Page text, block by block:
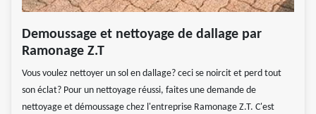
Demoussage et nettoyage de dallage par
Ramonage Z.T
Vous voulez nettoyer un sol en dallage? ceci se noircit et perd tout
son éclat? Pour un nettoyage réussi, faites une demande de
nettoyage et démoussage chez l'entreprise Ramonage Z.T. C'est